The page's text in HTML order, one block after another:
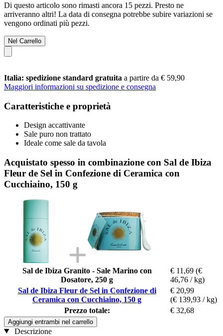
Di questo articolo sono rimasti ancora 15 pezzi. Presto ne
arriveranno altri! La data di consegna potrebbe subire variazioni se
vengono ordinati più pezzi.
Nel Carrello
Italia: spedizione standard gratuita a partire da € 59,90
Maggiori informazioni su spedizione e consegna
Caratteristiche e proprietà
Design accattivante
Sale puro non trattato
Ideale come sale da tavola
Acquistato spesso in combinazione con Sal de Ibiza
Fleur de Sel in Confezione di Ceramica con
Cucchiaino, 150 g
Sal de Ibiza Granito - Sale Marino con
Dosatore, 250 g
€ 11,69 (€
46,76 / kg)
Sal de Ibiza Fleur de Sel in Confezione di
Ceramica con Cucchiaino, 150 g
€ 20,99
(€ 139,93 / kg)
Prezzo totale:
€ 32,68
Aggiungi entrambi nel carrello
Descrizione